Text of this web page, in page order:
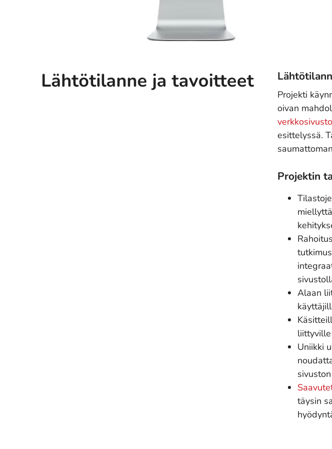
Lähtötilanne ja tavoitteet
Projekti
oivan
verkkosivusto
esittelyssä.
saumattoman
Projektin
Alaan
Uniikki
täysin